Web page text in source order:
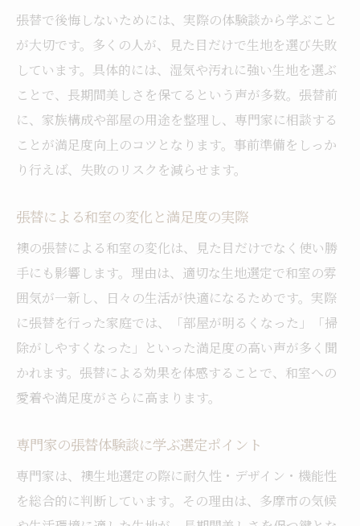
張替で後悔しないためには、実際の体験談から学ぶこと
が大切です。多くの人が、見た目だけで生地を選び失敗
しています。具体的には、湿気や汚れに強い生地を選ぶ
ことで、長期間美しさを保てるという声が多数。張替前
に、家族構成や部屋の用途を整理し、専門家に相談する
ことが満足度向上のコツとなります。事前準備をしっか
り行えば、失敗のリスクを減らせます。
張替による和室の変化と満足度の実際
襖の張替による和室の変化は、見た目だけでなく使い勝
手にも影響します。理由は、適切な生地選定で和室の雰
囲気が一新し、日々の生活が快適になるためです。実際
に張替を行った家庭では、「部屋が明るくなった」「掃
除がしやすくなった」といった満足度の高い声が多く聞
かれます。張替による効果を体感することで、和室への
愛着や満足度がさらに高まります。
専門家の張替体験談に学ぶ選定ポイント
専門家は、襖生地選定の際に耐久性・デザイン・機能性
を総合的に判断しています。その理由は、多摩市の気候